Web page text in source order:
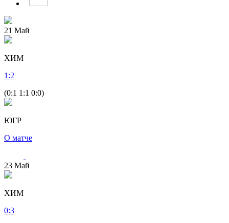
21 Май
ХИМ
1 :2
(0:1 1:1 0:0)
ЮГР
О матче
23 Май
ХИМ
0:3